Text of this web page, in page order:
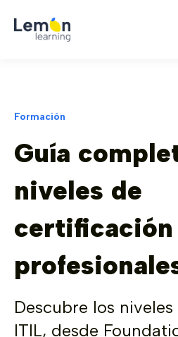
Formación
Guía
niveles de
certificación
Descubre los
ITIL, desde